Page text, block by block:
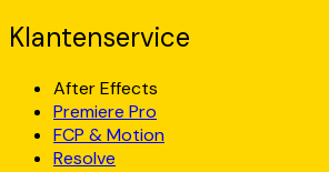
Klantenservice
After Effects
Premiere Pro
FCP & Motion
Resolve